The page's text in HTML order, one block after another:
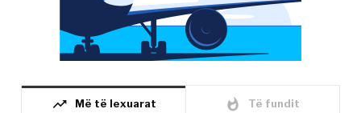
trending_up Më të lexuarat whatshot Të fundit